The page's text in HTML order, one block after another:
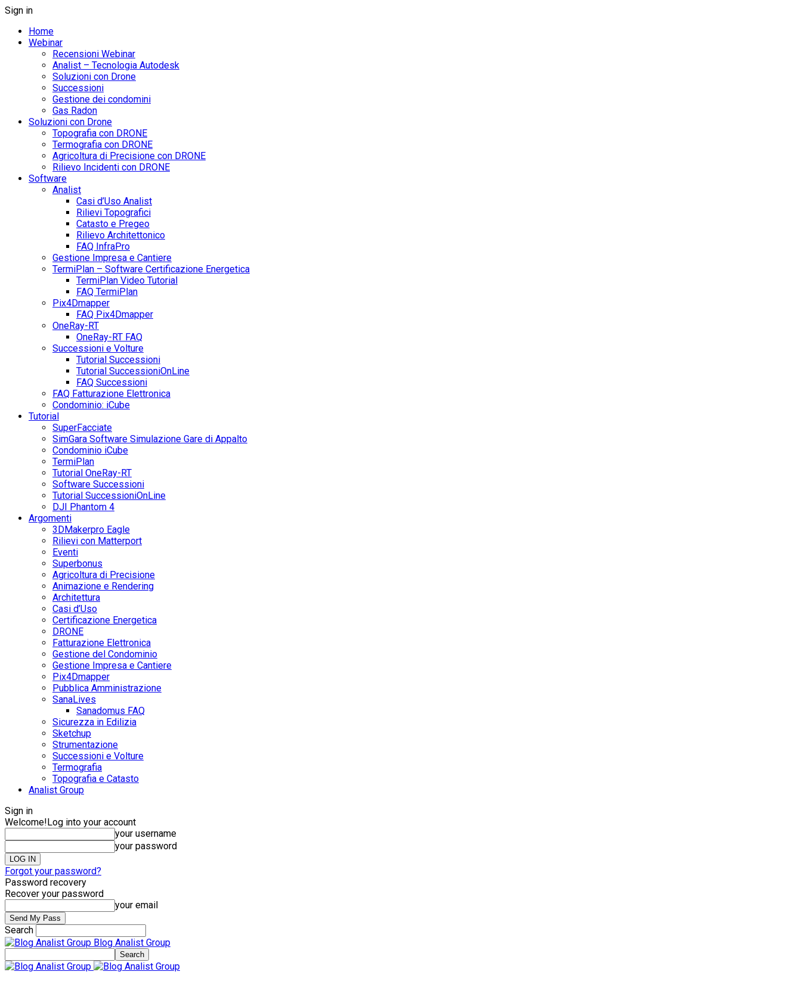
Sign in
Home
Webinar
Recensioni Webinar
Analist – Tecnologia Autodesk
Soluzioni con Drone
Successioni
Gestione dei condomini
Gas Radon
Soluzioni con Drone
Topografia con DRONE
Termografia con DRONE
Agricoltura di Precisione con DRONE
Rilievo Incidenti con DRONE
Software
Analist
Casi d’Uso Analist
Rilievi Topografici
Catasto e Pregeo
Rilievo Architettonico
FAQ InfraPro
Gestione Impresa e Cantiere
TermiPlan – Software Certificazione Energetica
TermiPlan Video Tutorial
FAQ TermiPlan
Pix4Dmapper
FAQ Pix4Dmapper
OneRay-RT
OneRay-RT FAQ
Successioni e Volture
Tutorial Successioni
Tutorial SuccessioniOnLine
FAQ Successioni
FAQ Fatturazione Elettronica
Condominio: iCube
Tutorial
SuperFacciate
SimGara Software Simulazione Gare di Appalto
Condominio iCube
TermiPlan
Tutorial OneRay-RT
Software Successioni
Tutorial SuccessioniOnLine
DJI Phantom 4
Argomenti
3DMakerpro Eagle
Rilievi con Matterport
Eventi
Superbonus
Agricoltura di Precisione
Animazione e Rendering
Architettura
Casi d’Uso
Certificazione Energetica
DRONE
Fatturazione Elettronica
Gestione del Condominio
Gestione Impresa e Cantiere
Pix4Dmapper
Pubblica Amministrazione
SanaLives
Sanadomus FAQ
Sicurezza in Edilizia
Sketchup
Strumentazione
Successioni e Volture
Termografia
Topografia e Catasto
Analist Group
Sign in
Welcome!Log into your account
your username
your password
Forgot your password?
Password recovery
Recover your password
your email
Search
Blog Analist Group